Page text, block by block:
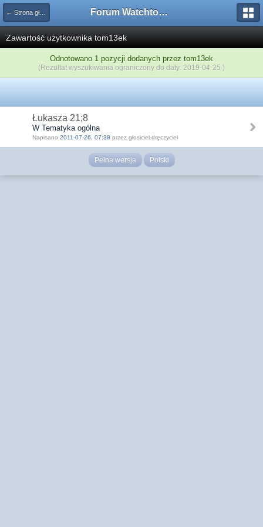
← Strona główna Forum Watchtower
Zawartość użytkownika tom13ek
Odnotowano 1 pozycji dodanych przez tom13ek
(Rezultat wyszukiwania ograniczony do daty: 2019-04-25 )
Łukasza 21;8
W Tematyka ogólna
Napisano 2011-07-26, 07:38 przez głosiciel-dręczyciel
Pełna wersja Polski